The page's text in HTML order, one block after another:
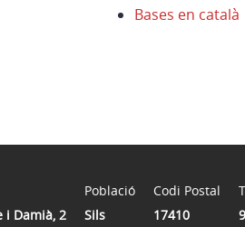
Bases en català
i Damià, 2
Població
Sils
Codi Postal
17410